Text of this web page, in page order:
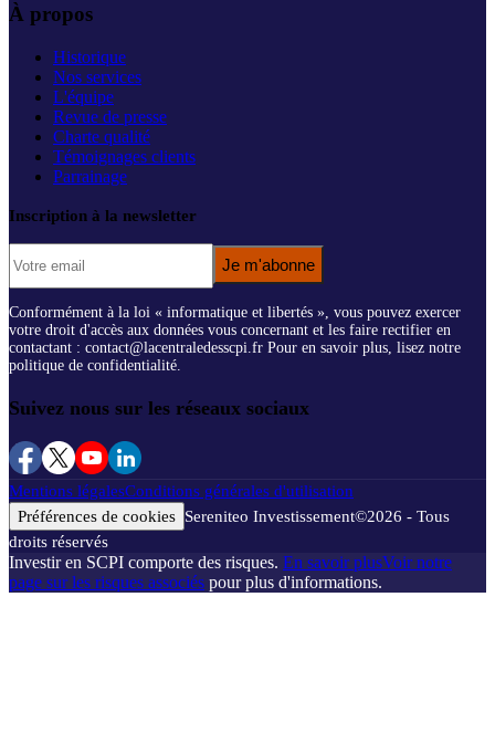
À propos
Historique
Nos services
L'équipe
Revue de presse
Charte qualité
Témoignages clients
Parrainage
Inscription à la newsletter
Je m'abonne
Conformément à la loi « informatique et libertés », vous pouvez exercer
votre droit d'accès aux données vous concernant et les faire rectifier en
contactant : contact@lacentraledesscpi.fr Pour en savoir plus, lisez notre
politique de confidentialité.
Suivez nous sur les réseaux sociaux
Mentions légalesConditions générales d'utilisation
Préférences de cookies Sereniteo Investissement©2026 - Tous
droits réservés
Investir en SCPI comporte des risques. En savoir plusVoir notre
page sur les risques associés pour plus d'informations.